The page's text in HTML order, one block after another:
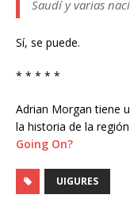
Saudí y varias
Sí, se puede.
* * * * *
Adrian Morgan tiene
la historia de la región:
Going On?
UIGURES